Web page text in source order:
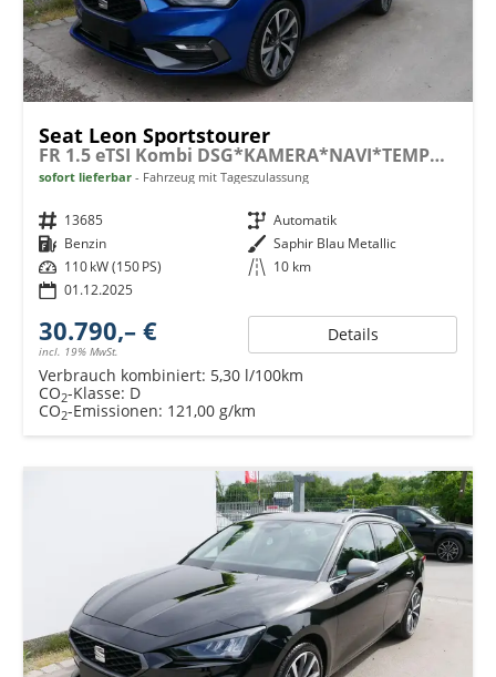
Seat Leon Sportstourer
FR 1.5 eTSI Kombi DSG*KAMERA*NAVI*TEMPOMAT*3-ZONE KILMAAUTOMATIK*VIRTUAL COCKPIT*
sofort lieferbar Fahrzeug mit Tageszulassung
Fahrzeugnr. 13685 Getriebe Automatik
Kraftstoff Benzin Außenfarbe Saphir Blau Metallic
Leistung 110 kW (150 PS) Kilometerstand 10 km
01.12.2025
30.790,– €
incl. 19% MwSt.
Details
Verbrauch kombiniert: 5,30 l/100km
CO2-Klasse: D
CO2-Emissionen: 121,00 g/km